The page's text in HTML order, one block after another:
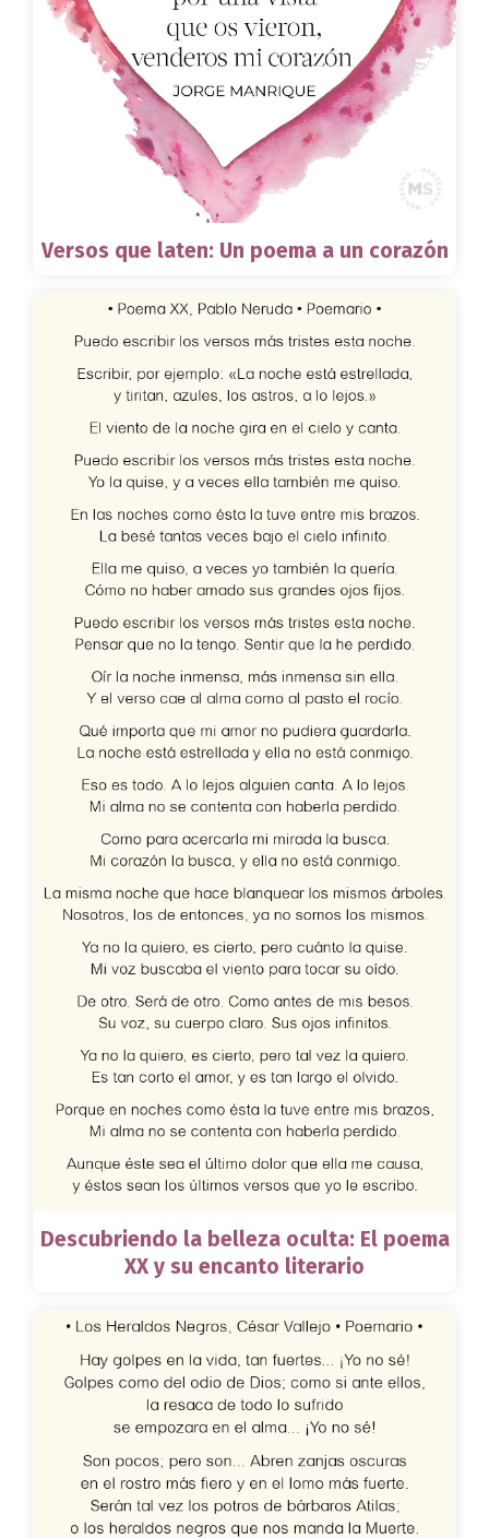
Versos que laten: Un poema a un corazón
Descubriendo la belleza oculta: El poema
XX y su encanto literario